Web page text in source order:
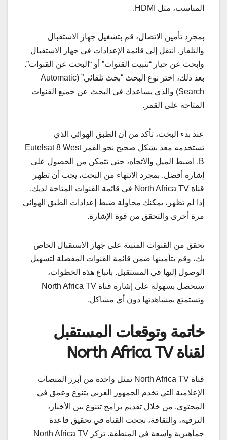
المناسب، مثل HDMI.
بمجرد تأمين الاتصال، قم بتشغيل جهاز الاستقبال
والتلفاز. انتقل إلى قائمة الإعدادات في جهاز الاستقبال
وابحث عن خيار “تثبيت القنوات” أو “البحث عن القنوات”.
بعد ذلك، اختر نوع البحث “بحث تلقائي” (Automatic
Search) والذي يساعدك في البحث عن جميع القنوات
المتاحة على القمر.
عند بدء البحث، تأكد من أن الطبق الهوائي الذي
تستخدمه معد بشكل صحيح نحو القمر Eutelsat 8 West
B. اضبط الميل والاتجاه، حتى تتمكن من الحصول على
إشارة أفضل. بمجرد الانتهاء من البحث، يجب أن تظهر
قناة North Africa TV في قائمة القنوات المتاحة لديك.
إذا لم تظهر، يمكنك محاولة ضبط إعدادات الطبق الهوائي
مرة أخرى والتحقق من قوة الإشارة.
تحقق من القنوات المثبتة على جهاز الاستقبال الخاص
بك، وقم بتأمينها ضمن قائمة القنوات المفضلة لتسهيل
الوصول إليها في المستقبل. باتباع هذه الخطوات،
ستحصل بسهولة على إشارة قناة North Africa TV
وتستمتع بمشاهدتها دون أي مشاكل.
خاتمة وتوقعات المستقبل
لقناة North Africa TV
قناة North Africa TV تمثل واحدة من أبرز المنصات
الإعلامية التي تخدم الجمهور العربي بتنوع وعمق في
المحتوى. من خلال تقديم برامج تتنوع بين الأخبار،
الترفيه، والثقافة، نجحت القناة في تحقيق قاعدة
جماهيرية واسعة في المنطقة. تركز North Africa TV